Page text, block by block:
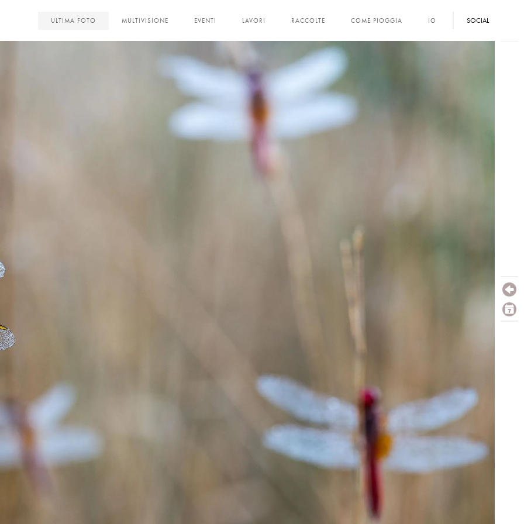
SOCIAL
ULTIMA FOTO MULTIVISIONE EVENTI LAVORI RACCOLTE COME PIOGGIA IO